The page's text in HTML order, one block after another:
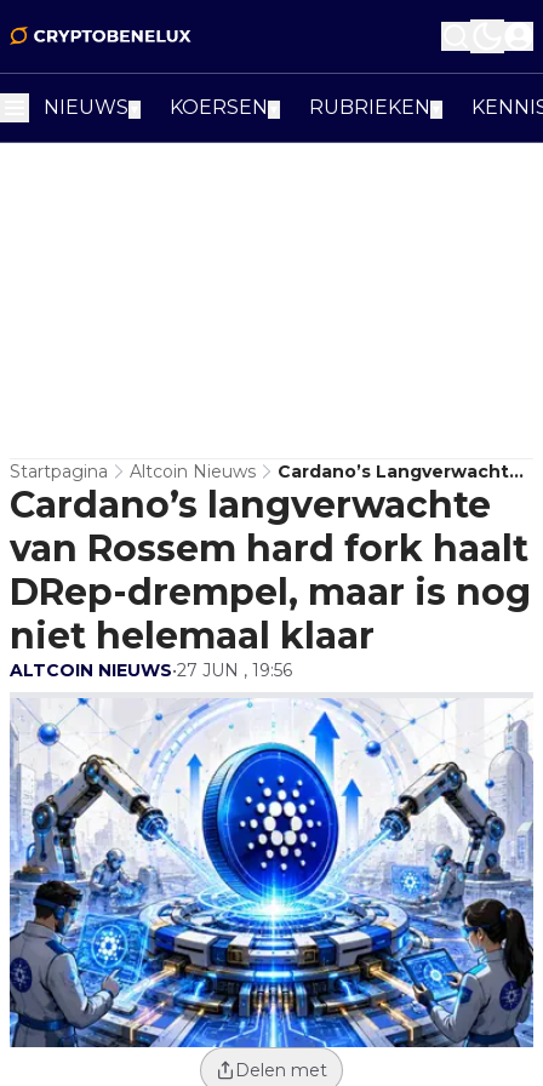
NIEUWS KOERSEN RUBRIEKEN
Startpagina Altcoin Nieuws
Cardano’s Langverwachte
Van Rossem Hard Fork
Haalt DRep-Drempel, Maar
Is Nog Niet Helemaal Klaar
Cardano’s langverwachte
van Rossem hard fork haalt
DRep-drempel, maar is nog
niet helemaal klaar
ALTCOIN NIEUWS•27 JUN , 19:56
Delen met